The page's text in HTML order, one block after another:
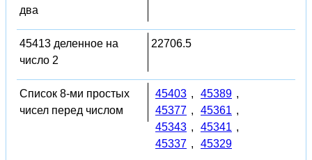
два
45413 деленное на
число 2
22706.5
Список 8-ми простых
чисел перед числом
45403 , 45389 ,
45377 , 45361 ,
45343 , 45341 ,
45337 , 45329